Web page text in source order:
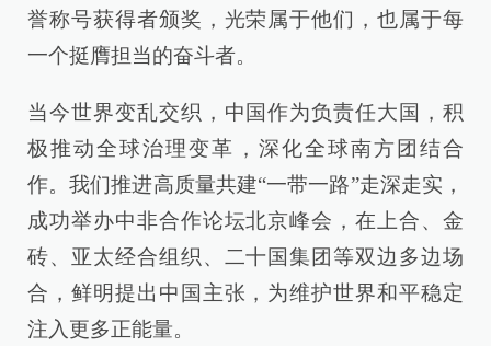
誉称号获得者颁奖，光荣属于他们，也属于每
一个挺膺担当的奋斗者。
当今世界变乱交织，中国作为负责任大国，积
极推动全球治理变革，深化全球南方团结合
作。我们推进高质量共建“一带一路”走深走实，
成功举办中非合作论坛北京峰会，在上合、金
砖、亚太经合组织、二十国集团等双边多边场
合，鲜明提出中国主张，为维护世界和平稳定
注入更多正能量。